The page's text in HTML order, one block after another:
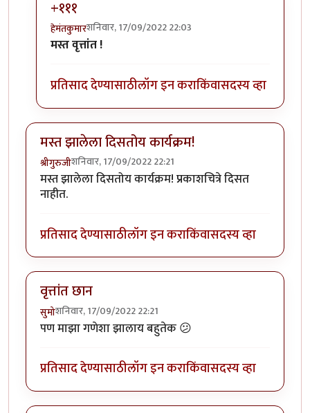
+१११
हेमंतकुमारशनिवार, 17/09/2022 22:03
In reply to
मस्त वृत्तांत !
प्रतिसाद देण्यासाठीलॉग इन कराकिंवासदस्य व्हा
मस्त झालेला दिसतोय कार्यक्रम!
श्रीगुरुजीशनिवार, 17/09/2022 22:21
मस्त झालेला दिसतोय कार्यक्रम! प्रकाशचित्रे दिसत
नाहीत.
प्रतिसाद देण्यासाठीलॉग इन कराकिंवासदस्य व्हा
वृत्तांत छान
सुमोशनिवार, 17/09/2022 22:21
पण माझा गणेशा झालाय बहुतेक 😕
प्रतिसाद देण्यासाठीलॉग इन कराकिंवासदस्य व्हा